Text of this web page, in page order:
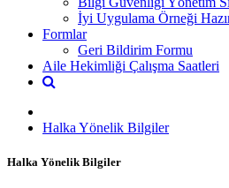
İyi Uygulama Örneği
Formlar
Geri Bildirim Formu
Aile Hekimliği Çalışma Saatleri
Halka Yönelik Bilgiler
Halka Yönelik Bilgiler